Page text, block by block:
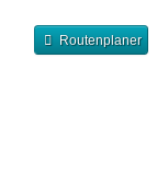
Routenplaner